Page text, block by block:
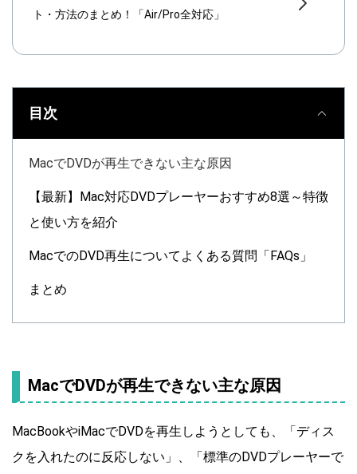
ト・方法のまとめ！「Air/Pro全対応」
目次
MacでDVDが再生できない主な原因
【最新】Mac対応DVDプレーヤーおすすめ8選～特徴
と使い方を紹介
MacでのDVD再生についてよくある質問「FAQs」
まとめ
MacでDVDが再生できない主な原因
MacBookやiMacでDVDを再生しようとしても、「ディス
クを入れたのに反応しない」、「標準のDVDプレーヤーで